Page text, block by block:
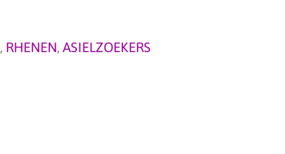
, RHENEN, ASIELZOEKERS